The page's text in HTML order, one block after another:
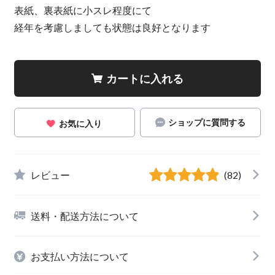
表紙、裏表紙に小スレ程度にて
経年を考慮しましても状態は良好となります
カートに入れる
お気に入り ショップに質問する
レビュー (82)
送料・配送方法について
お支払い方法について